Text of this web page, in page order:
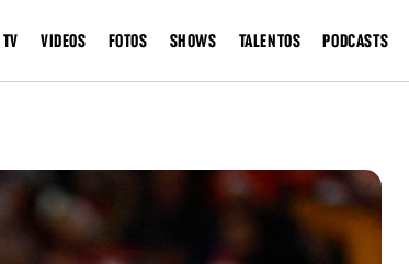
TV VIDEOS FOTOS SHOWS TALENTOS PODCASTS